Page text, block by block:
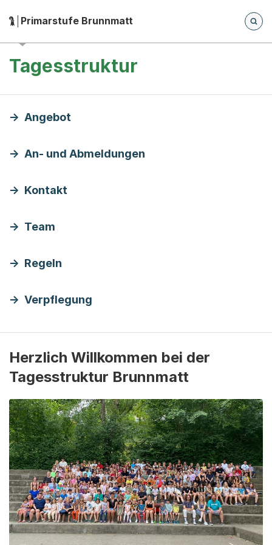
Hauptnavigation
Herausgeber:
Primarstufe Brunnmatt
Breadcrumb-Navigation
Tagesstruktur
Angebot
An- und Abmeldungen
Kontakt
Team
Regeln
Verpflegung
Herzlich Willkommen bei der
Tagesstruktur Brunnmatt